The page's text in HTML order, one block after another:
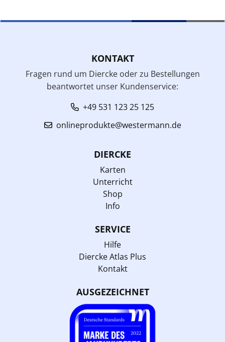
KONTAKT
Fragen rund um Diercke oder zu Bestellungen
beantwortet unser Kundenservice:
+49 531 123 25 125
onlineprodukte@westermann.de
DIERCKE
Karten
Unterricht
Shop
Info
SERVICE
Hilfe
Diercke Atlas Plus
Kontakt
AUSGEZEICHNET